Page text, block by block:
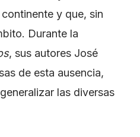
y que, sin
Durante la
, sus autores José
de esta ausencia,
las diversas